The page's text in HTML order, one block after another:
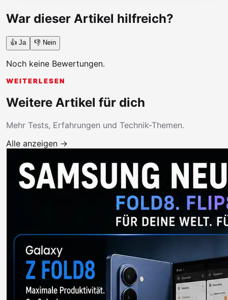
War dieser Artikel hilfreich?
👍 Ja 👎 Nein
Noch keine Bewertungen.
WEITERLESEN
Weitere Artikel für dich
Mehr Tests, Erfahrungen und Technik-Themen.
Alle anzeigen →